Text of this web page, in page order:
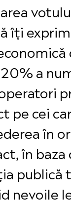
îți
a
pe cei
în
în baza
publică
nevoile